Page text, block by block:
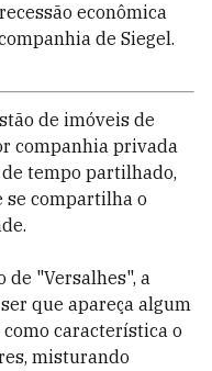
econômica
de Siegel.
de imóveis de
companhia privada
tempo partilhado,
se compartilha o
de "Versalhes", a
que apareça algum
característica o
misturando